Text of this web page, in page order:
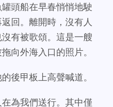
頭船在早春悄悄地駛
回。離開時，沒有人
有被歌頌。這是一艘
向外海入口的照片。
後甲板上高聲喊道。
為我們送行。其中僅